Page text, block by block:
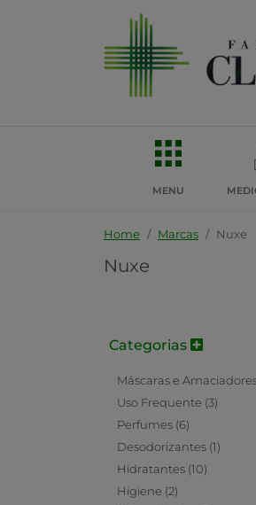
MENU
Home Marcas Nuxe
Nuxe
Categorias
Máscaras e
Uso Frequente (3)
Perfumes (6)
Desodorizantes (1)
Hidratantes (10)
Higiene (2)